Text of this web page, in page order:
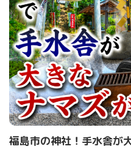
福島市の神社！手水舎が